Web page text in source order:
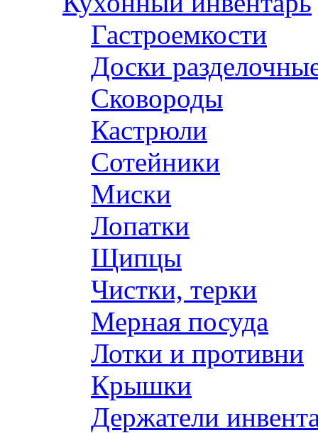
Гастроемкости
Доски
Сковороды
Кастрюли
Сотейники
Миски
Лопатки
Щипцы
Чистки, терки
Мерная посуда
Лотки и противни
Крышки
Держатели